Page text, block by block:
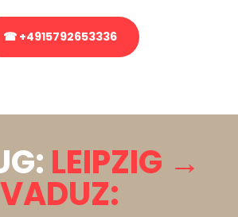
☎ +4915792653336
LEIPZIG →
VADUZ: